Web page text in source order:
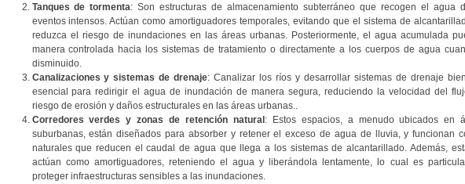
Tanques de tormenta: Son estructuras de almacenamiento subterráneo que recogen el agua
eventos intensos. Actúan como amortiguadores temporales, evitando que el sistema de
reduzca el riesgo de inundaciones en las áreas urbanas. Posteriormente, el agua acumulada
manera controlada hacia los sistemas de tratamiento o directamente a los cuerpos de agua
disminuido.
Canalizaciones y sistemas de drenaje: Canalizar los ríos y desarrollar sistemas de drenaje
esencial para redirigir el agua de inundación de manera segura, reduciendo la velocidad del
riesgo de erosión y daños estructurales en las áreas urbanas..
Corredores verdes y zonas de retención natural : Estos espacios, a menudo ubicados en
suburbanas, están diseñados para absorber y retener el exceso de agua de lluvia, y funcionan
naturales que reducen el caudal de agua que llega a los sistemas de alcantarillado. Además,
actúan como amortiguadores, reteniendo el agua y liberándola lentamente, lo cual es
proteger infraestructuras sensibles a las inundaciones.